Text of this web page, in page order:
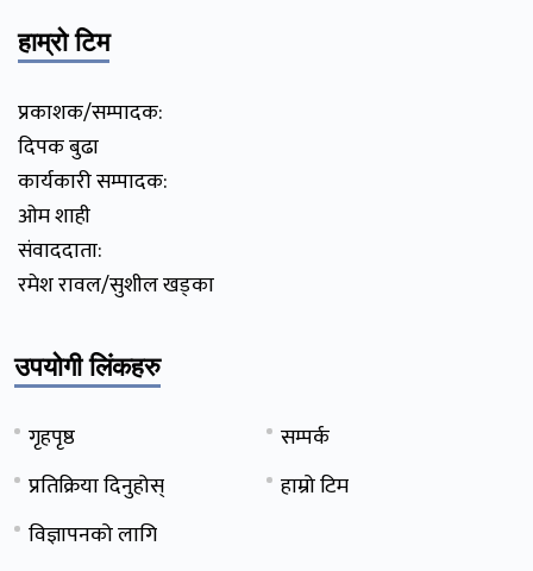
हाम्रो टिम
प्रकाशक/सम्पादक:
दिपक बुढा
कार्यकारी सम्पादक:
ओम शाही
संवाददाता:
रमेश रावल/सुशील खड्का
उपयोगी लिंकहरु
गृहपृष्ठ
सम्पर्क
प्रतिक्रिया दिनुहोस्
हाम्रो टिम
विज्ञापनको लागि